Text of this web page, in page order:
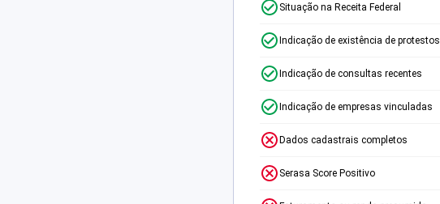
Situação na Receita Federal
Indicação de existência de protestos
Indicação de consultas recentes
Indicação de empresas vinculadas
Dados cadastrais completos
Serasa Score Positivo